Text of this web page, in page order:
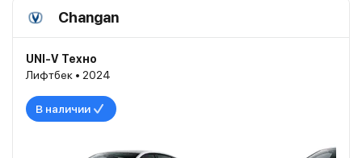
Changan
UNI-V Техно
Лифтбек • 2024
В наличии